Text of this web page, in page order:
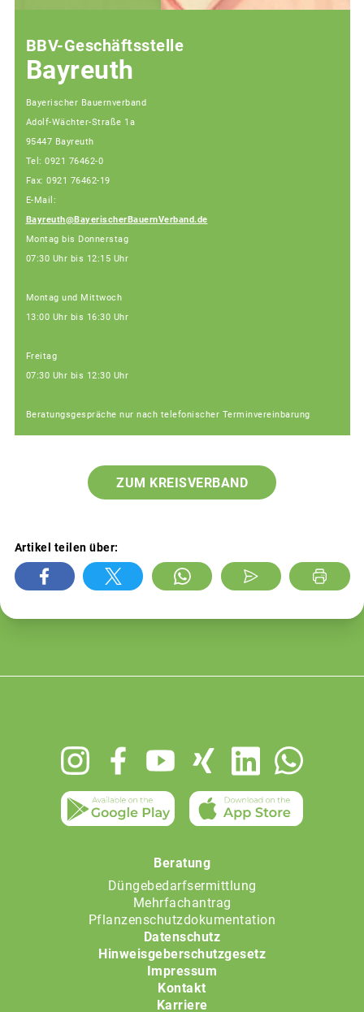
BBV-Geschäftsstelle
Bayreuth
Bayerischer Bauernverband
Adolf-Wächter-Straße 1a
95447 Bayreuth
Tel: 0921 76462-0
Fax: 0921 76462-19
E-Mail:
Bayreuth@BayerischerBauernVerband.de
Montag bis Donnerstag
07:30 Uhr bis 12:15 Uhr
Montag und Mittwoch
13:00 Uhr bis 16:30 Uhr
Freitag
07:30 Uhr bis 12:30 Uhr
Beratungsgespräche nur nach telefonischer Terminvereinbarung
ZUM KREISVERBAND
Artikel teilen über:
Beratung
Düngebedarfsermittlung
Mehrfachantrag
Pflanzenschutzdokumentation
Datenschutz
Hinweisgeberschutzgesetz
Impressum
Kontakt
Karriere